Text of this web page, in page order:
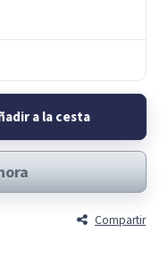
a la cesta
Compartir